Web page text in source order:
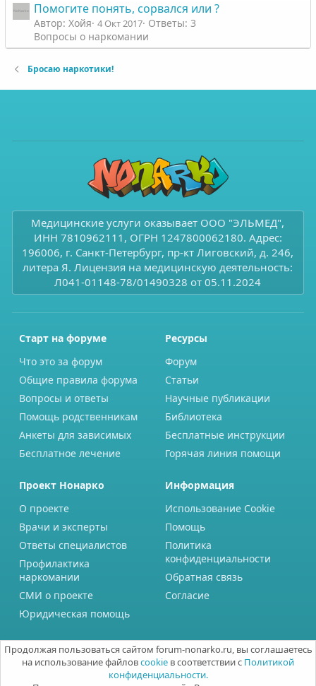
Помогите понять, сорвался или ?
Автор: Хойя 4 Окт 2017 Ответы: 3
Вопросы о наркомании
Бросаю наркотики!
Медицинские услуги оказывает ООО "ЭЛЬМЕД",
ИНН 7810962111, ОГРН 1247800062180. Адрес:
196006, г. Санкт-Петербург, пр-кт Лиговский, д. 246,
литера Я. Лицензия на медицинскую деятельность:
Л041-01148-78/01490328 от 05.11.2024
Старт на форуме
Что это за форум
Общие правила форума
Вопросы и ответы
Помощь родственникам
Анкеты для зависимых
Бесплатное лечение
Ресурсы
Форум
Статьи
Научные публикации
Библиотека
Бесплатные инструкции
Горячая линия помощи
Проект Нонарко
О проекте
Врачи и эксперты
Ответы специалистов
Профилактика
наркомании
СМИ о проекте
Юридическая помощь
Информация
Использование Cookie
Помощь
Политика
конфиденциальности
Обратная связь
Согласие
Продолжая пользоваться сайтом forum-nonarko.ru, вы соглашаетесь
на использование файловcookie в соответствии с Политикой
конфиденциальности.